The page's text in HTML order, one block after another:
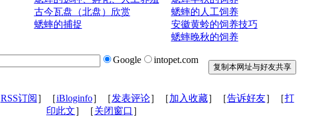
古今瓦盘（北盘）欣赏
蟋蟀的捕捉
蟋蟀的人工饲养
安徽黄蛉的饲养技巧
蟋蟀晚秋的饲养
Google intopet.com
RSS订阅 ］［iBloginfo］［发表评论］［加入收藏］［告诉好友］［打
印此文］［关闭窗口 ］